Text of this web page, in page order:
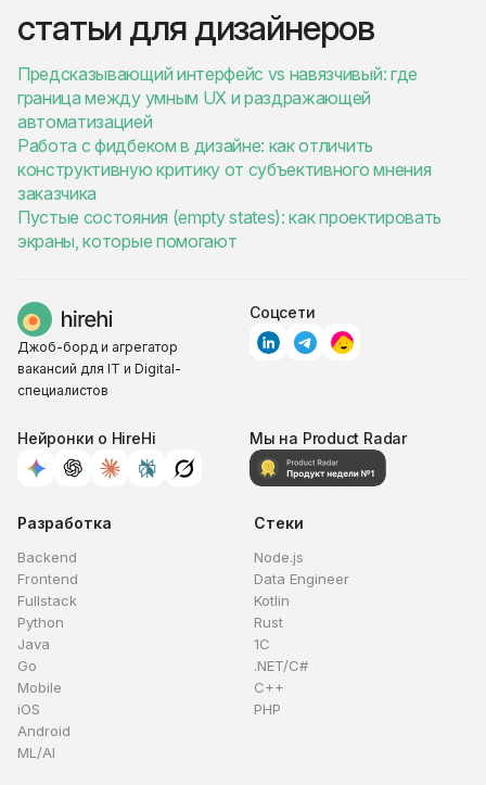
статьи для дизайнеров
Предсказывающий интерфейс vs навязчивый: где
граница между умным UX и раздражающей
автоматизацией
Работа с фидбеком в дизайне: как отличить
конструктивную критику от субъективного мнения
заказчика
Пустые состояния (empty states): как проектировать
экраны, которые помогают
Джоб-борд и агрегатор
вакансий для IT и Digital-
специалистов
Соцсети
Нейронки о HireHi Мы на Product Radar
Разработка
Backend
Frontend
Fullstack
Python
Java
Go
Mobile
iOS
Android
ML/AI
Стеки
Node.js
Data Engineer
Kotlin
Rust
1C
.NET/C#
C++
PHP